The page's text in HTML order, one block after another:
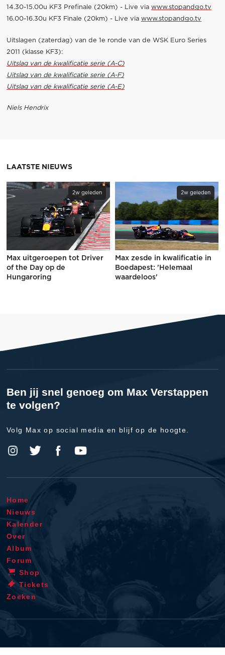
14.30-15.00u KF3 Prefinale (20km) - Live via www.stopandgo.tv
16.00-16.30u KF3 Finale (20km) - Live via www.stopandgo.tv
Uitslagen (zaterdag) van de 1e ronde van de WSK Euro Series
2011 (klasse KF3):
Uitslag van de kwalificatie serie (A-C)
Uitslag van de kwalificatie serie (A-F)
Uitslag van de kwalificatie serie (A-E)
Niels Hendrix
LAATSTE NIEUWS
2w geleden
Max uitgeroepen tot Driver
of the Day op de
Hungaroring
2w geleden
Max zesde in kwalificatie in
Boedapest: 'Helemaal
waardeloos'
Ben jij snel genoeg om Max Verstappen
te volgen?
Volg Max op social media en blijf op de hoogte.
Home
Nieuws
Kalender
Over
Album
Forum
Shop
Tickets
Zoeken